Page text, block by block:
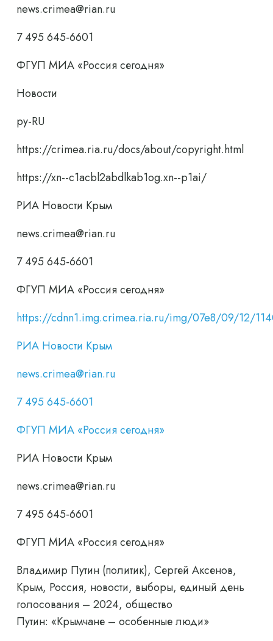
news.crimea@rian.ru
7 495 645-6601
ФГУП МИА «Россия сегодня»
Новости
ру-RU
https://crimea.ria.ru/docs/about/copyright.html
https://xn--c1acbl2abdlkab1og.xn--p1ai/
РИА Новости Крым
news.crimea@rian.ru
7 495 645-6601
ФГУП МИА «Россия сегодня»
https://cdnn1.img.crimea.ria.ru/img/07e8/09/12/
РИА Новости Крым
news.crimea@rian.ru
7 495 645-6601
ФГУП МИА «Россия сегодня»
РИА Новости Крым
news.crimea@rian.ru
7 495 645-6601
ФГУП МИА «Россия сегодня»
Владимир Путин (политик), Сергей Аксенов,
Крым, Россия, новости, выборы, единый день
голосования – 2024, общество
Путин: «Крымчане – особенные люди»